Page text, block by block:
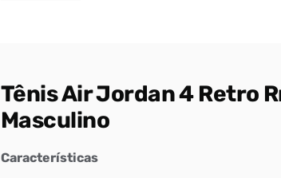
Tênis Air Jordan 4 Retro
Masculino
Características